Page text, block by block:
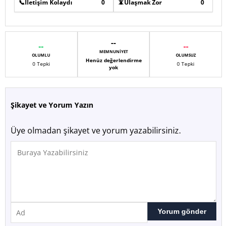
📞 İletişim Kolaydı 0 📵Ulaşmak Zor 0
--
OLUMLU
0 Tepki
--
MEMNUNIYET
Henüz değerlendirme
yok
--
OLUMSUZ
0 Tepki
Şikayet ve Yorum Yazın
Üye olmadan şikayet ve yorum yazabilirsiniz.